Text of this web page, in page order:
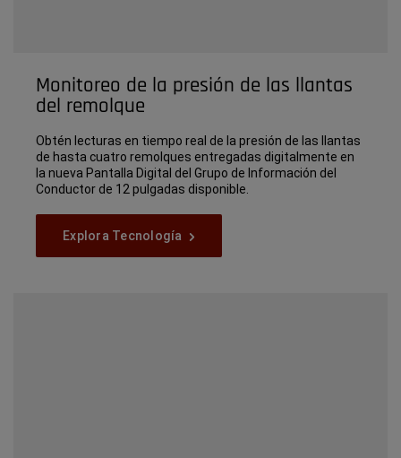
Monitoreo de la presión de las llantas
del remolque
Obtén lecturas en tiempo real de la presión de las llantas
de hasta cuatro remolques entregadas digitalmente en
la nueva Pantalla Digital del Grupo de Información del
Conductor de 12 pulgadas disponible.
Explora
Explora Tecnología